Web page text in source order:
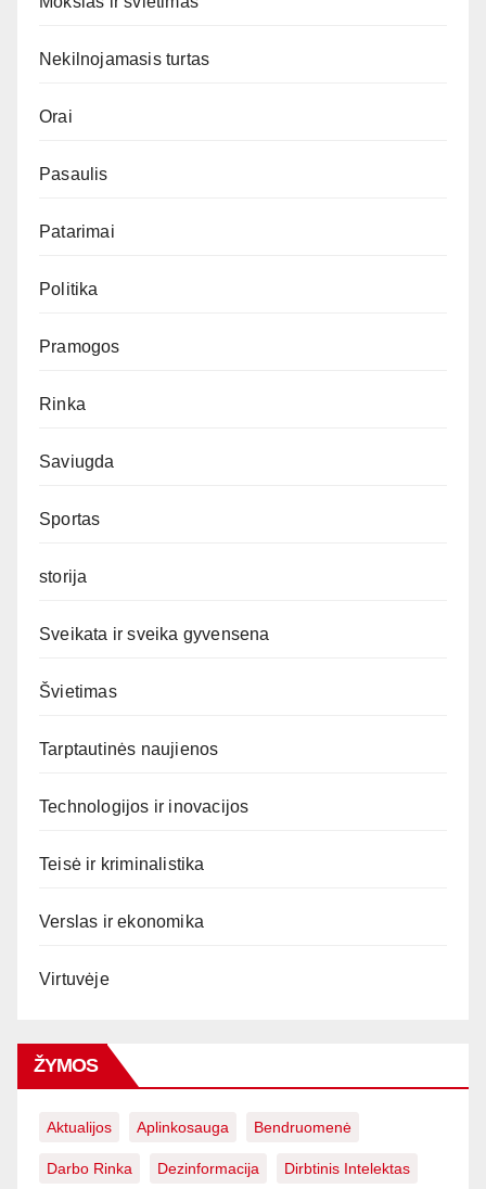
Nekilnojamasis turtas
Orai
Pasaulis
Patarimai
Politika
Pramogos
Rinka
Saviugda
Sportas
storija
Sveikata ir sveika gyvensena
Švietimas
Tarptautinės naujienos
Technologijos ir inovacijos
Teisė ir kriminalistika
Verslas ir ekonomika
Virtuvėje
ŽYMOS
Aktualijos Aplinkosauga Bendruomenė
Darbo Rinka Dezinformacija Dirbtinis Intelektas